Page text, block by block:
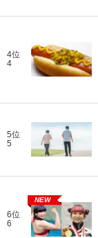
4位
4
5位
5
6位
6
NEW